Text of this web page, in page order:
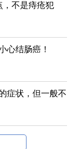
，不是痔疮犯
心结肠癌！
症状，但一般不